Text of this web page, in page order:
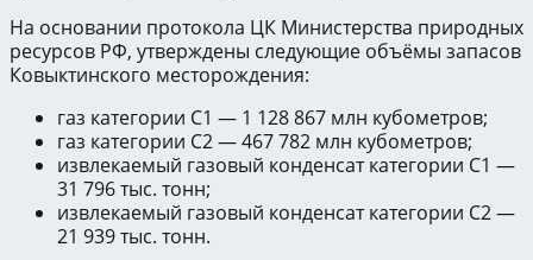
На основании протокола ЦК Министерства природных
ресурсов РФ, утверждены следующие объёмы запасов
Ковыктинского месторождения:
газ категории С1 — 1 128 867 млн кубометров;
газ категории С2 — 467 782 млн кубометров;
извлекаемый газовый конденсат категории С1 —
31 796 тыс. тонн;
извлекаемый газовый конденсат категории С2 —
21 939 тыс. тонн.